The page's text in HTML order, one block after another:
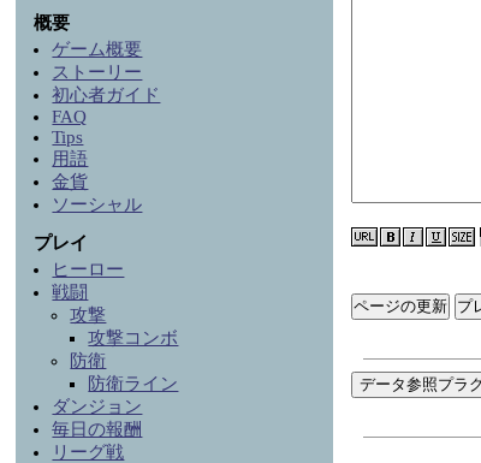
ページの更新
データ参照プラ
概要
ゲーム概要
ストーリー
初心者ガイド
FAQ
Tips
用語
金貨
ソーシャル
プレイ
ヒーロー
戦闘
攻撃
攻撃コンボ
防衛
防衛ライン
ダンジョン
毎日の報酬
リーグ戦